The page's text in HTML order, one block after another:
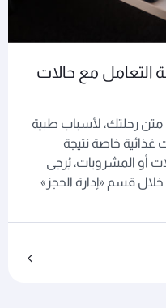
التعامل مع حالات
متن رحلتك، لأسباب طبية
غذائية خاصة نتيجة
أو المشروبات، يُرجى
خلال قسم «إدارة الحجز»